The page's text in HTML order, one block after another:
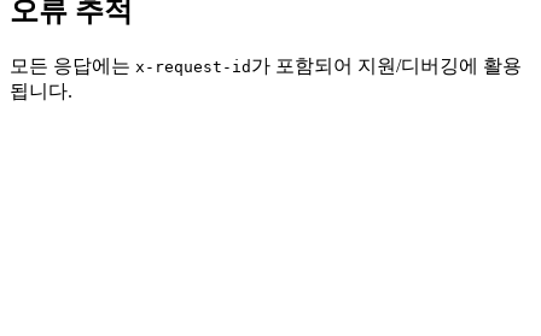
오류 추적
모든 응답에는 x-request-id 가 포함되어 지원/디버깅에 활용
됩니다.